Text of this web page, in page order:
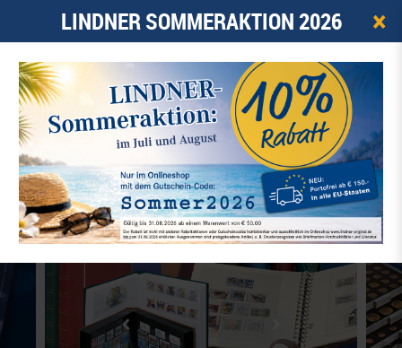
0ARTIKEL -0,00 €
☰
LINDNER SOMMERAKTION 2026 ×